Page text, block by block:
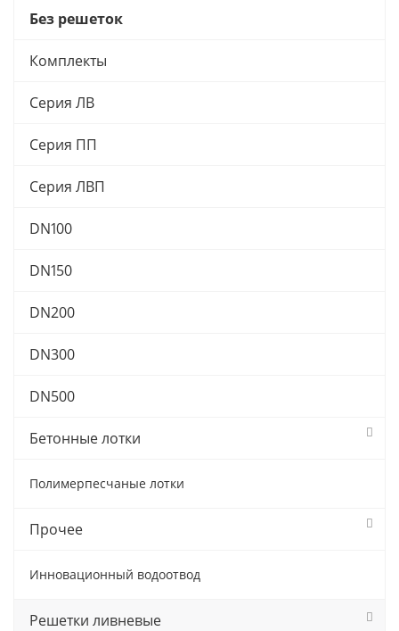
Без решеток
Комплекты
Серия ЛВ
Серия ПП
Серия ЛВП
DN100
DN150
DN200
DN300
DN500
Бетонные лотки
Полимерпесчаные лотки
Прочее
Инновационный водоотвод
Решетки ливневые